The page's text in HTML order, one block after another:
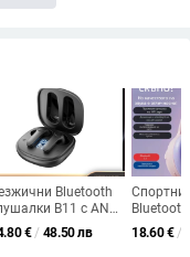
Bluetooth
B11 с ANC,
Bluetooth 5.0,
до 4 ч работа
€ / 48.50 лв
Спортни
лента за
5.3, 10 м
18.60€ /